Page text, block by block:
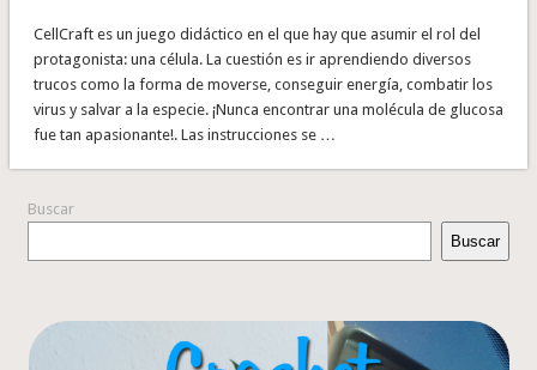
CellCraft es un juego didáctico en el que hay que asumir el rol del
protagonista: una célula. La cuestión es ir aprendiendo diversos
trucos como la forma de moverse, conseguir energía, combatir los
virus y salvar a la especie. ¡Nunca encontrar una molécula de glucosa
fue tan apasionante!. Las instrucciones se …
Buscar
Buscar